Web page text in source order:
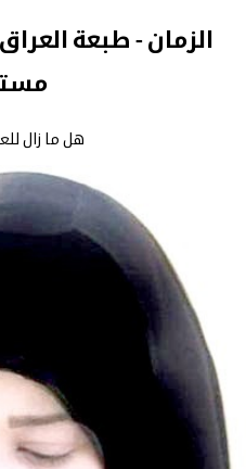
الزمان - طبعة
هل ما زال